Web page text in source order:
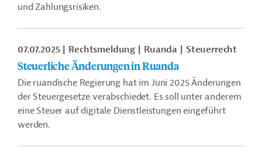
und Zahlungsrisiken.
07.07.2025 Rechtsmeldung Ruanda Steuerrecht
Steuerliche Änderungen in Ruanda
Die ruandische Regierung hat im Juni 2025 Änderungen
der Steuergesetze verabschiedet. Es soll unter anderem
eine Steuer auf digitale Dienstleistungen eingeführt
werden.